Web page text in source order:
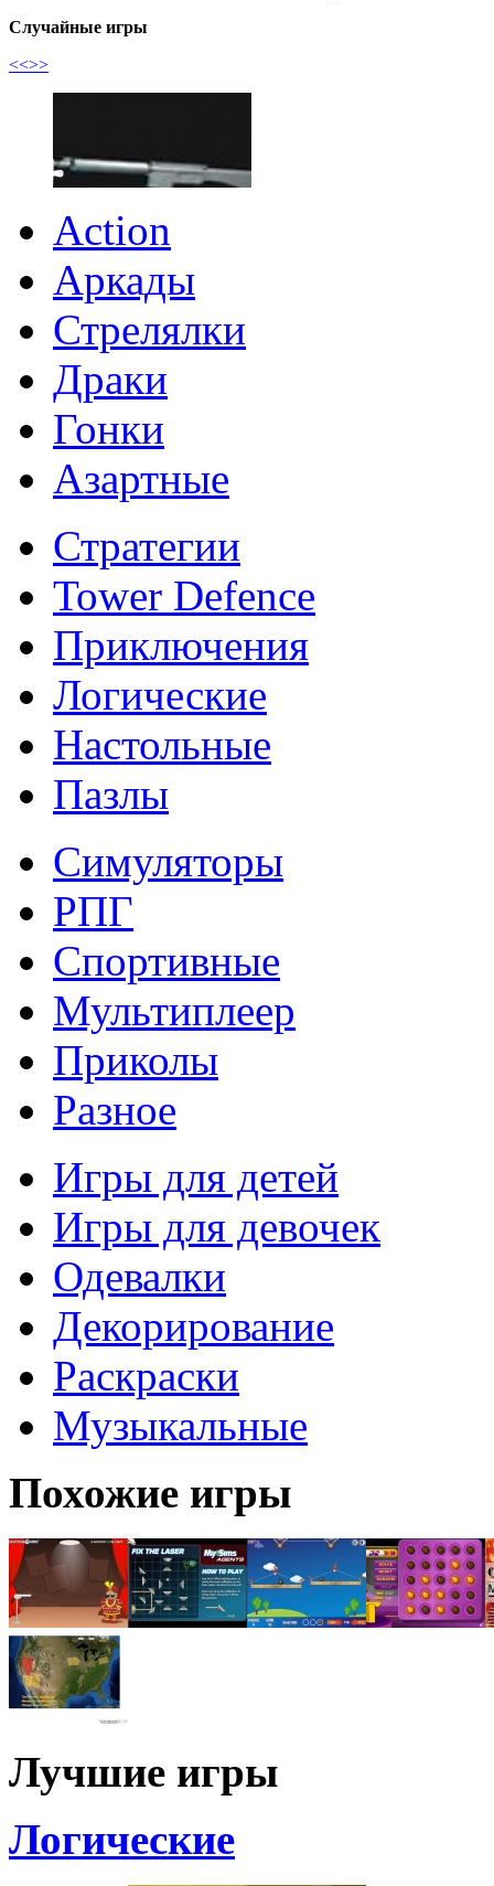
Случайные игры
<<>>
Action
Аркады
Стрелялки
Драки
Гонки
Азартные
Стратегии
Tower Defence
Приключения
Логические
Настольные
Пазлы
Симуляторы
РПГ
Спортивные
Мультиплеер
Приколы
Разное
Игры для детей
Игры для девочек
Одевалки
Декорирование
Раскраски
Музыкальные
Похожие игры
Лучшие игры
Логические